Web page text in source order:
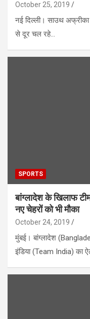
October 25, 2019
नई दिल्ली। साउथ
से दूर चल रहे…
SPORTS
बांग्लादेश के खिलाफ टीम
नए चेहरों को भी मौका
October 24, 2019
मुंबई। बांग्लादेश
इंडिया (Team India) का